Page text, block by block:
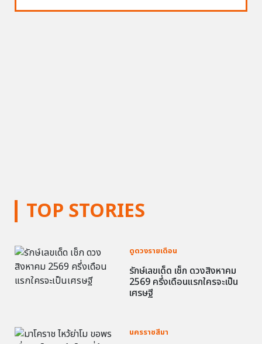
TOP STORIES
ดูดวงรายเดือน
รักษ์เลขเด็ด เช็ก ดวงสิงหาคม
2569 ครึ่งเดือนแรกใครจะเป็น
เศรษฐี
นครราชสีมา